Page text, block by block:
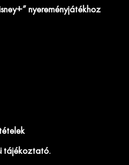
nyereményjátékhoz
tájékoztató.